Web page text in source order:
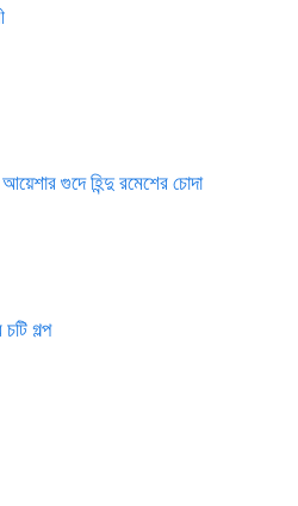
আয়েশার গুদে হিন্দু রমেশের চোদা
গল্প